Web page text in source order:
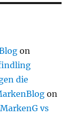
on
die
on
vs